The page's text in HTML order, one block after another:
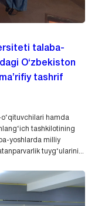
talaba-
O‘zbekiston
tashrif
hamda
tashkilotining
yoshlarda milliy
tuyg‘ularini...